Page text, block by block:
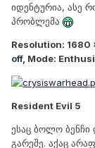
იდენტურია, ასე
პრობლემა
Resolution: 1680
off, Mode:
Resident Evil 5
ესაც ბოლო ბენჩი
გარეშე. აქაც